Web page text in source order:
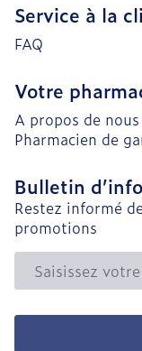
Service à la
FAQ
Votre
A propos de nous
Pharmacien de
Bulletin
Restez informé
promotions
Adresse mail